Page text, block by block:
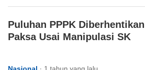
Puluhan PPPK Diberhentikan
Paksa Usai Manipulasi SK